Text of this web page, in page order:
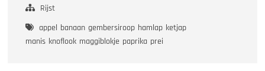
Rijst
appel banaan gembersiroop hamlap ketjap
manis knoflook maggiblokje paprika prei